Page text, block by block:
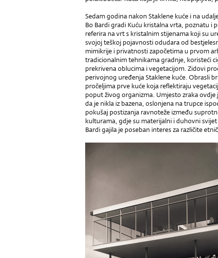
Sedam godina nakon Staklene kuće i na
Bo Bardi gradi Kuću kristalna vrta, poznatu i
referira na vrt s kristalnim stijenama koji su
svojoj teškoj pojavnosti odudara od
mimikrije i privatnosti započetima u prvom
tradicionalnim tehnikama gradnje, koristeći
prekrivena oblucima i vegetacijom. Zidovi
perivojnog uređenja Staklene kuće. Obrasli
pročeljima prve kuće koja reflektiraju
poput živog organizma. Umjesto zraka
da je nikla iz bazena, oslonjena na trupce
pokušaj postizanja ravnoteže između
kulturama, gdje su materijalni i duhovni
Bardi gajila je poseban interes za različite